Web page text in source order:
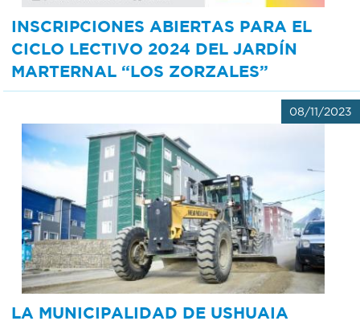
INSCRIPCIONES ABIERTAS PARA EL
CICLO LECTIVO 2024 DEL JARDÍN
MARTERNAL “LOS ZORZALES”
08/11/2023
LA MUNICIPALIDAD DE USHUAIA